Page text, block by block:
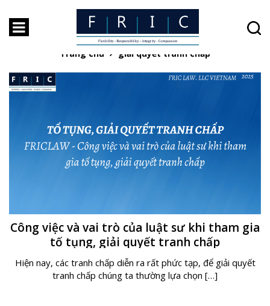
Thẻ: giải quyết tranh chấp
Trang chủ giải quyết tranh chấp
Công việc và vai trò của luật sư khi tham gia
tố tụng, giải quyết tranh chấp
Hiện nay, các tranh chấp diễn ra rất phức tạp, để giải quyết
tranh chấp chúng ta thường lựa chọn […]